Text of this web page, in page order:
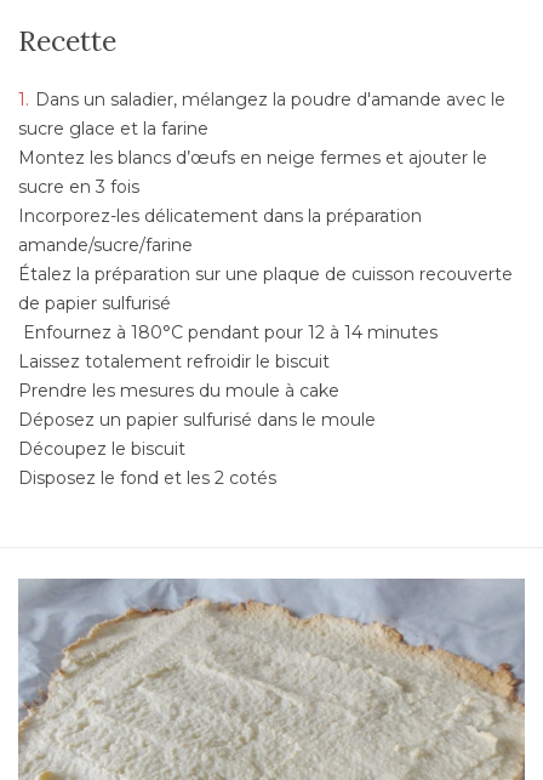
Recette
Dans un saladier, mélangez la poudre d'amande avec le
sucre glace et la farine
Montez les blancs d’œufs en neige fermes et ajouter le
sucre en 3 fois
Incorporez-les délicatement dans la préparation
amande/sucre/farine
Étalez la préparation sur une plaque de cuisson recouverte
de papier sulfurisé
Enfournez à 180°C pendant pour 12 à 14 minutes
Laissez totalement refroidir le biscuit
Prendre les mesures du moule à cake
Déposez un papier sulfurisé dans le moule
Découpez le biscuit
Disposez le fond et les 2 cotés